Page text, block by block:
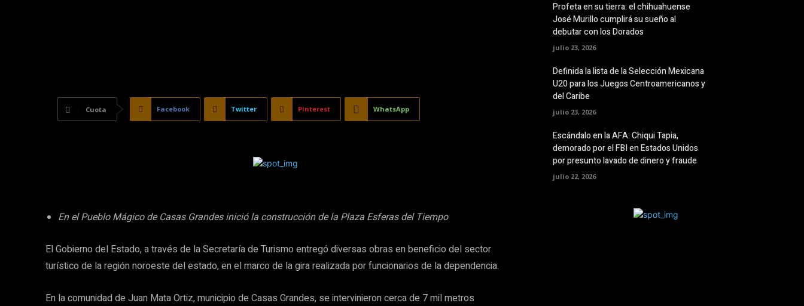
Cuota Facebook Twitter Pinterest WhatsApp
En el Pueblo Mágico de Casas Grandes inició la construcción de la Plaza Esferas del Tiempo
El Gobierno del Estado, a través de la Secretaría de Turismo entregó diversas obras en beneficio del sector
turístico de la región noroeste del estado, en el marco de la gira realizada por funcionarios de la dependencia.
En la comunidad de Juan Mata Ortiz, municipio de Casas Grandes, se intervinieron cerca de 7 mil metros
Profeta en su tierra: el chihuahuense
José Murillo cumplirá su sueño al
debutar con los Dorados
julio 23, 2026
Definida la lista de la Selección Mexicana
U20 para los Juegos Centroamericanos y
del Caribe
julio 23, 2026
Escándalo en la AFA: Chiqui Tapia,
demorado por el FBI en Estados Unidos
por presunto lavado de dinero y fraude
julio 22, 2026